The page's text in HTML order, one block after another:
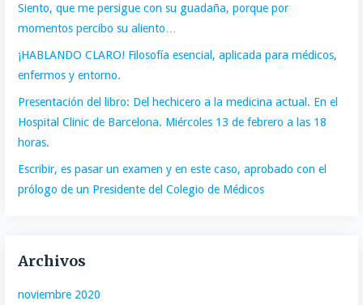
Siento, que me persigue con su guadaña, porque por
momentos percibo su aliento…
¡HABLANDO CLARO! Filosofía esencial, aplicada para médicos,
enfermos y entorno.
Presentación del libro: Del hechicero a la medicina actual. En el
Hospital Clinic de Barcelona. Miércoles 13 de febrero a las 18
horas.
Escribir, es pasar un examen y en este caso, aprobado con el
prólogo de un Presidente del Colegio de Médicos
Archivos
noviembre 2020